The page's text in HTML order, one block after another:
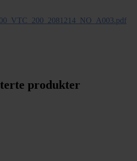
produkter